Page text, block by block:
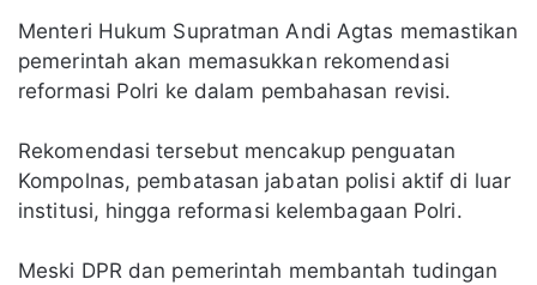
Menteri Hukum Supratman Andi Agtas memastikan
pemerintah akan memasukkan rekomendasi
reformasi Polri ke dalam pembahasan revisi.
Rekomendasi tersebut mencakup penguatan
Kompolnas, pembatasan jabatan polisi aktif di luar
institusi, hingga reformasi kelembagaan Polri.
Meski DPR dan pemerintah membantah tudingan